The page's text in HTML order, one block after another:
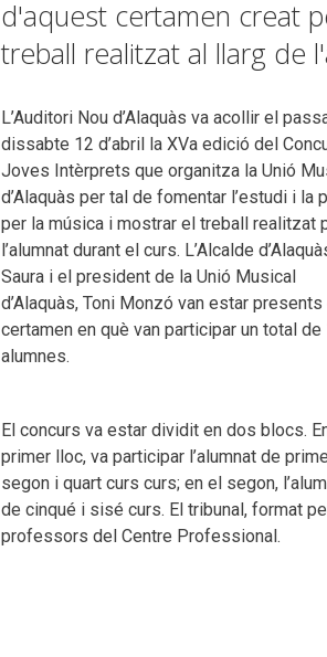
d'aquest certamen creat
treball realitzat al llarg de
L’Auditori Nou d’Alaquàs va acollir el
dissabte 12 d’abril la XVa edició del
Joves Intèrprets que organitza la Unió
d’Alaquàs per tal de fomentar l’estudi i la
per la música i mostrar el treball realitzat
l’alumnat durant el curs. L’Alcalde
Saura i el president de la Unió Musical
d’Alaquàs, Toni Monzó van estar
certamen en què van participar un total de
alumnes.
El concurs va estar dividit en dos blocs.
primer lloc, va participar l’alumnat de
segon i quart curs curs; en el segon,
de cinqué i sisé curs. El tribunal, format
professors del Centre Professional.